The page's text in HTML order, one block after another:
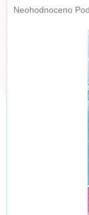
Průměrné
Neohodnoceno